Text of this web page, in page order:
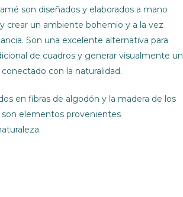
son diseñados y elaborados a mano
crear un ambiente bohemio y a la vez
Son una excelente alternativa para
de cuadros y generar visualmente un
con la naturalidad.
en fibras de algodón y la madera de los
elementos provenientes